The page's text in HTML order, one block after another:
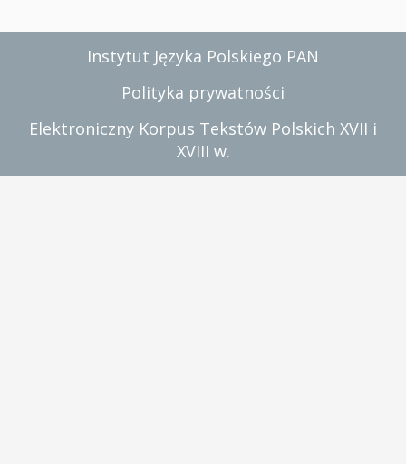
Instytut Języka Polskiego PAN
Polityka prywatności
Elektroniczny Korpus Tekstów Polskich XVII i
XVIII w.